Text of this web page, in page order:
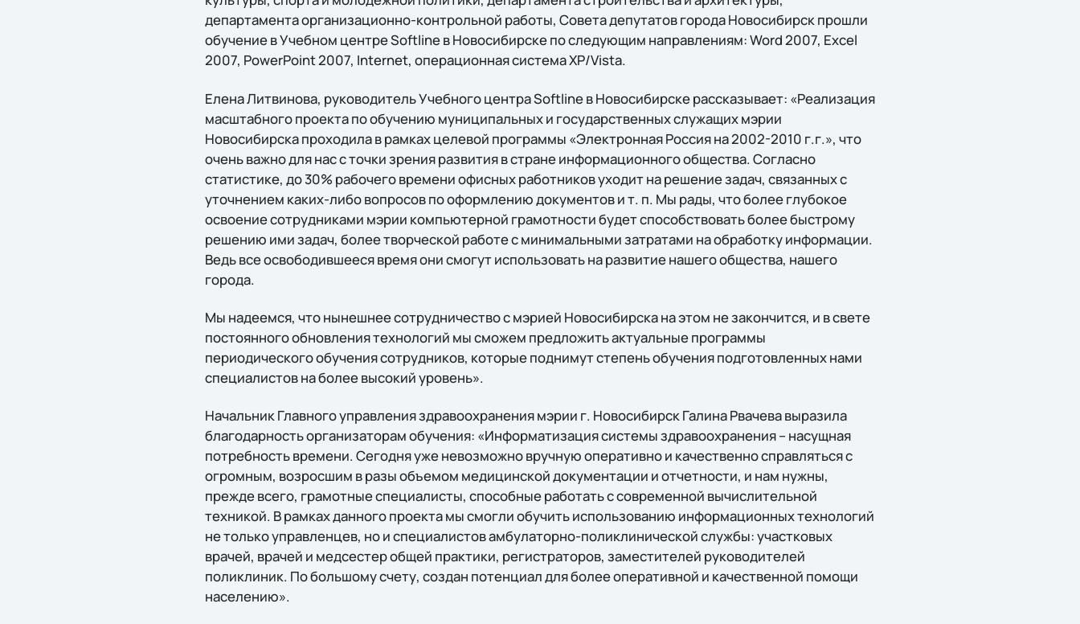
департамента организационно-контрольной работы, Совета депутатов города Новосибирск прошли
обучение в Учебном центре Softline в Новосибирске по следующим направлениям: Word 2007, Excel
2007, PowerPoint 2007, Internet, операционная система XP/Vista.
Елена Литвинова, руководитель Учебного центра Softline в Новосибирске рассказывает: «Реализация
масштабного проекта по обучению муниципальных и государственных служащих мэрии
Новосибирска проходила в рамках целевой программы «Электронная Россия на 2002-2010 г.г.», что
очень важно для нас с точки зрения развития в стране информационного общества. Согласно
статистике, до 30% рабочего времени офисных работников уходит на решение задач, связанных с
уточнением каких-либо вопросов по оформлению документов и т. п. Мы рады, что более глубокое
освоение сотрудниками мэрии компьютерной грамотности будет способствовать более быстрому
решению ими задач, более творческой работе с минимальными затратами на обработку информации.
Ведь все освободившееся время они смогут использовать на развитие нашего общества, нашего
города.
Мы надеемся, что нынешнее сотрудничество с мэрией Новосибирска на этом не закончится, и в свете
постоянного обновления технологий мы сможем предложить актуальные программы
периодического обучения сотрудников, которые поднимут степень обучения подготовленных нами
специалистов на более высокий уровень».
Начальник Главного управления здравоохранения мэрии г. Новосибирск Галина Рвачева выразила
благодарность организаторам обучения: «Информатизация системы здравоохранения – насущная
потребность времени. Сегодня уже невозможно вручную оперативно и качественно справляться с
огромным, возросшим в разы объемом медицинской документации и отчетности, и нам нужны,
прежде всего, грамотные специалисты, способные работать с современной вычислительной
техникой. В рамках данного проекта мы смогли обучить использованию информационных технологий
не только управленцев, но и специалистов амбулаторно-поликлинической службы: участковых
врачей, врачей и медсестер общей практики, регистраторов, заместителей руководителей
поликлиник. По большому счету, создан потенциал для более оперативной и качественной помощи
населению».